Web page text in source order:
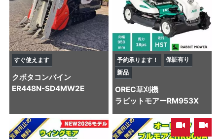
すぐ使えます
クボタ コンバイン
ER448N-SD4MW2E
予約承ります！
保証有り
新品
OREC草刈機
ラビットモアーRM953X
,